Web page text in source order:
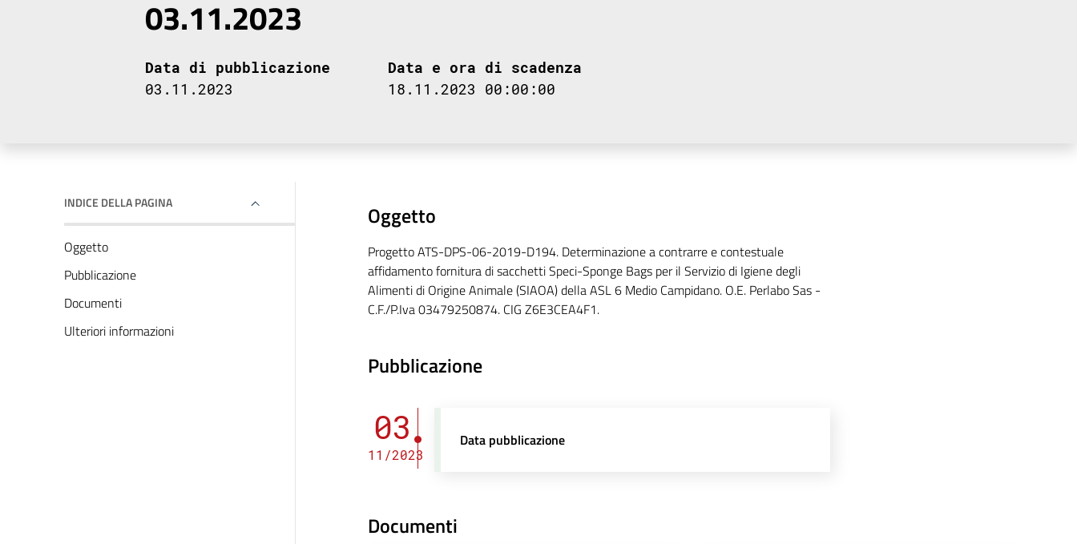
03.11.2023
Data di pubblicazione
03.11.2023
Data e ora di scadenza
18.11.2023 00:00:00
INDICE DELLA PAGINA
Oggetto
Pubblicazione
Documenti
Ulteriori informazioni
Oggetto
Progetto ATS-DPS-06-2019-D194. Determinazione a contrarre e contestuale
affidamento fornitura di sacchetti Speci-Sponge Bags per il Servizio di Igiene degli
Alimenti di Origine Animale (SIAOA) della ASL 6 Medio Campidano. O.E. Perlabo Sas -
C.F./P.Iva 03479250874. CIG Z6E3CEA4F1.
Pubblicazione
03
11/2023
Data pubblicazione
Documenti